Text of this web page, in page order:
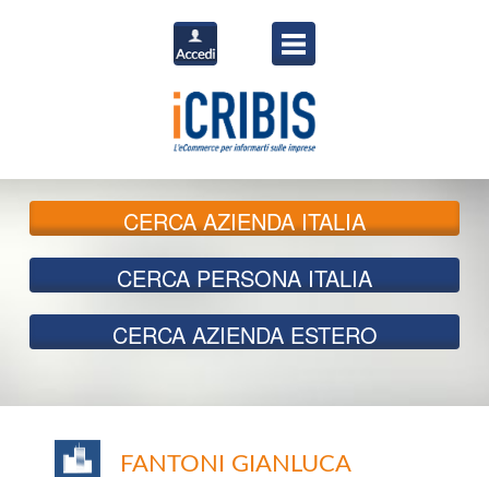
CERCAAZIENDA ITALIA
CERCA PERSONA ITALIA
CERCA AZIENDA ESTERO
FANTONI GIANLUCA